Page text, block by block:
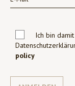
Ich bin
policy